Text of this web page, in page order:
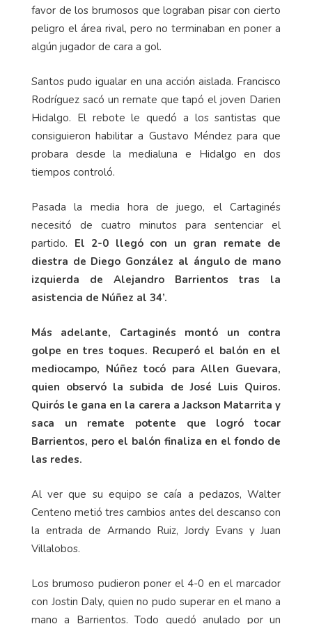
A partir de ahí, el partido se volcó completamente a
favor de los brumosos que lograban pisar con cierto
algún jugador de cara a gol.
Santos pudo igualar en una acción aislada. Francisco
Rodríguez sacó un remate que tapó el joven Darien
Hidalgo. El rebote le quedó a los santistas que
consiguieron habilitar a Gustavo Méndez para que
tiempos controló.
Pasada la media hora de juego, el Cartaginés
necesitó de cuatro minutos para sentenciar el
partido.El 2-0 llegó con un gran remate de
diestra de Diego González al ángulo de mano
asistencia de Núñez al 34’.
Más adelante, Cartaginés montó un contra
golpe en tres toques. Recuperó el balón en el
mediocampo, Núñez tocó para Allen Guevara,
quien observó la subida de José Luis Quiros.
Quirós le gana en la carera a Jackson Matarrita y
saca un remate potente que logró tocar
las redes.
Al ver que su equipo se caía a pedazos, Walter
Centeno metió tres cambios antes del descanso con
Villalobos.
Los brumoso pudieron poner el 4-0 en el marcador